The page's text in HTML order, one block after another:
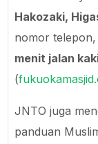
Hakozaki,
nomor
menit jalan
(
JNTO juga
panduan